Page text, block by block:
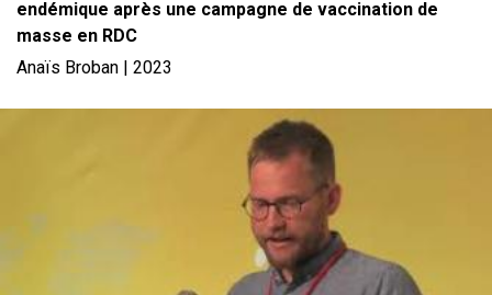
endémique après une campagne de vaccination de
masse en RDC
Anaïs Broban | 2023